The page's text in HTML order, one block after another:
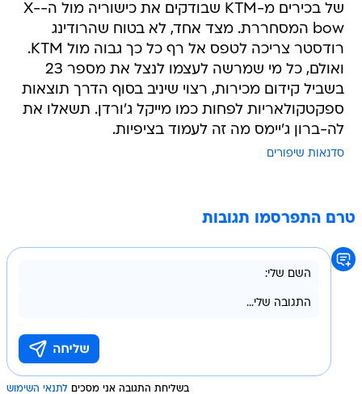
של בכירים מ-KTM שבודקים את כישוריה מול ה-X-
bow המסחררת. מצד אחד, לא בטוח שהרודינג
רודסטר צריכה לטפס אל רף כל כך גבוה מול KTM.
ואולם, כל מי שמרשה לעצמו לנצל את מספר 23
בשביל קידום מכירות, רצוי שיניב בסוף הדרך תוצאות
ספקטקולאריות לפחות כמו מייקל ג'ורדן. תשאלו את
לה-ברון ג'יימס מה זה לעמוד בציפיות.
סדנאות שיפורים
טרם התפרסמו תגובות
בשליחת התגובה אני מסכים לתנאי השימוש